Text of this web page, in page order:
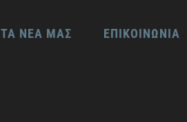
ΤΑ ΝΕΑ ΜΑΣ ΕΠΙΚΟΙΝΩΝΙΑ